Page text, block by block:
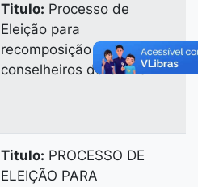
Titulo: Processo de
Eleição para
recomposição de
conselheiros do CMEC
Titulo: PROCESSO DE
ELEIÇÃO PARA